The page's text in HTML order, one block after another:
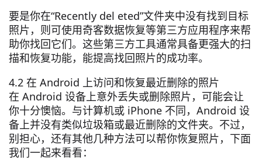
要是你在“Recently del eted”文件夹中没有找到目标
照片，则可使用奇客数据恢复等第三方应用程序来帮
助你找回它们。这些第三方工具通常具备更强大的扫
描和恢复功能，能提高找回照片的成功率。
4.2 在 Android 上访问和恢复最近删除的照片
在 Android 设备上意外丢失或删除照片，可能会让
你十分懊恼。与计算机或 iPhone 不同，Android 设
备上并没有类似垃圾箱或最近删除的文件夹。不过，
别担心，还有其他几种方法可以帮你恢复照片，下面
我们一起来看看：